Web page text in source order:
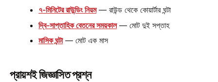
৭-মিনিটের রাউন্ডিং নিয়ম— রাউন্ড থেকে কোয়ার্টার ঘন্টা
দ্বি-সাপ্তাহিক বেতনের সময়কাল— মোট দুই সপ্তাহ
মাসিক ঘন্টা— মোট এক মাস
প্রায়শই জিজ্ঞাসিত প্রশ্ন